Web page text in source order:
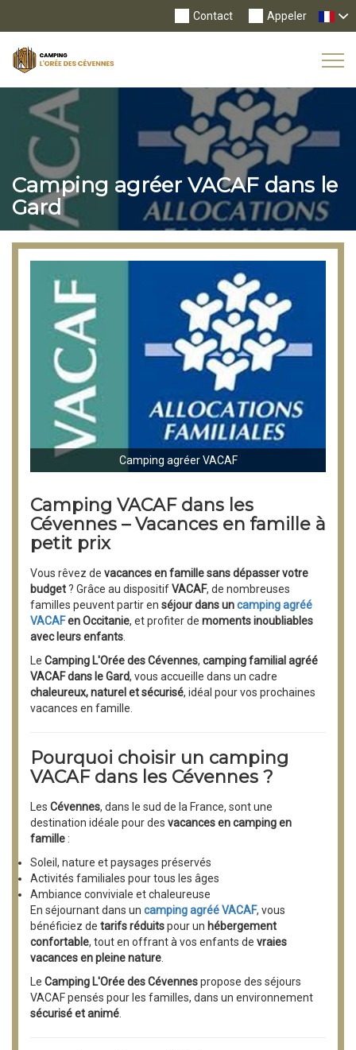
Appeler
Contact
Camping agréer VACAF dans le
Gard
Camping agréer VACAF
Camping VACAF dans les
Cévennes – Vacances en famille à
petit prix
Vous rêvez de vacances en famille sans dépasser votre
budget? Grâce au dispositifVACAF, de nombreuses
familles peuvent partir en séjour dans uncamping agréé
VACAFen Occitanie, et profiter de moments inoubliables
avec leurs enfants
Le Camping L'Orée des Cévennes, camping familial agréé
VACAF dans le Gard, vous accueille dans un cadre
chaleureux, naturel et sécurisé, idéal pour vos prochaines
vacances en famille.
Pourquoi choisir un camping
VACAF dans les Cévennes ?
Les Cévennes, dans le sud de la France, sont une
destination idéale pour des vacances en camping en
famille :
Soleil, nature et paysages préservés
Activités familiales pour tous les âges
Ambiance conviviale et chaleureuse
En séjournant dans un camping agréé VACAF, vous
bénéficiez de tarifs réduitspour un hébergement
confortable, tout en offrant à vos enfants de vraies
vacances en pleine nature
Le Camping L'Orée des Cévennespropose des séjours
VACAF pensés pour les familles, dans un environnement
sécurisé et animé